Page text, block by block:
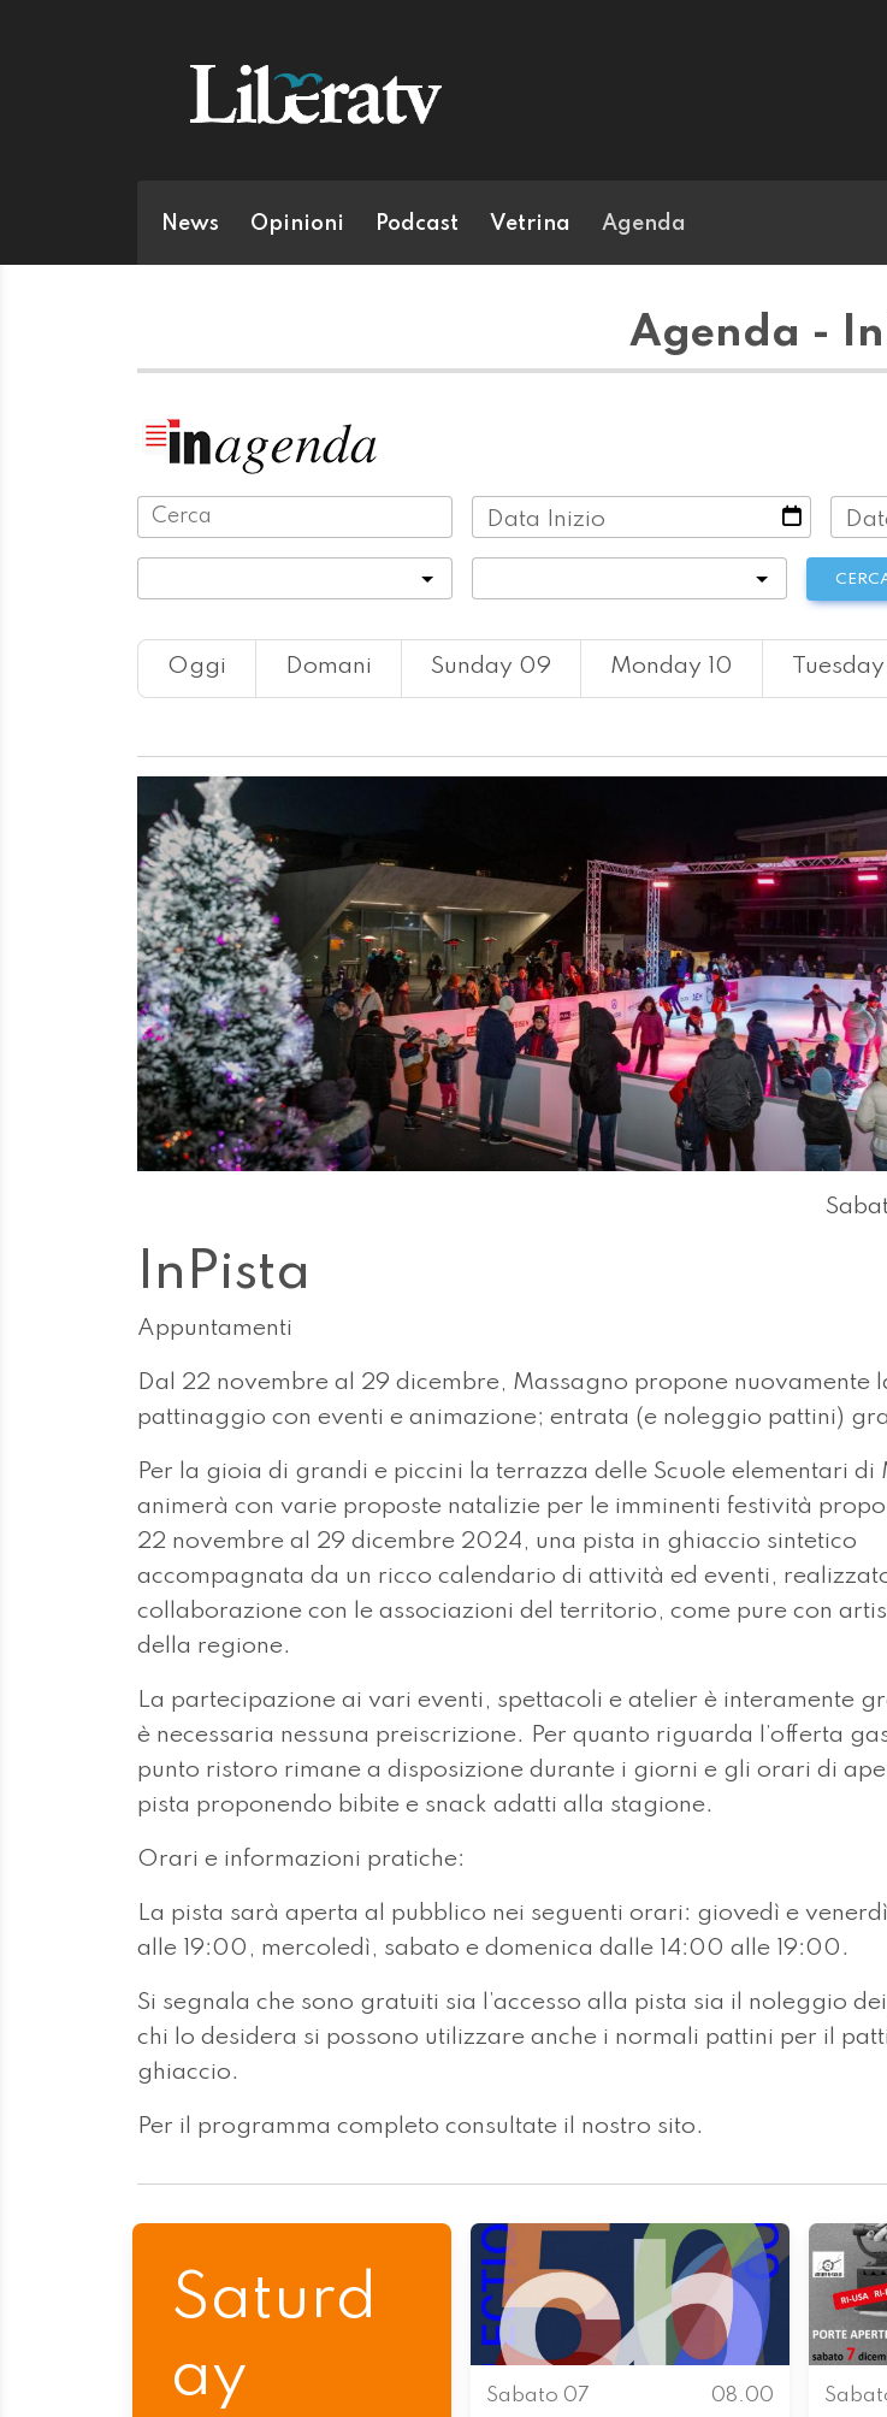
News Opinioni Podcast Vetrina Agenda
Agenda -
Data Inizio
Oggi Domani Sunday 09 Monday 10 Tuesday
InPista
Appuntamenti
Dal 22 novembre al 29 dicembre, Massagno propone nuovamente
pattinaggio con eventi e animazione; entrata (e noleggio pattini)
Per la gioia di grandi e piccini la terrazza delle Scuole elementari di
animerà con varie proposte natalizie per le imminenti festività
22 novembre al 29 dicembre 2024, una pista in ghiaccio sintetico
accompagnata da un ricco calendario di attività ed eventi,
collaborazione con le associazioni del territorio, come pure con
della regione.
La partecipazione ai vari eventi, spettacoli e atelier è interamente
è necessaria nessuna preiscrizione. Per quanto riguarda l’offerta
punto ristoro rimane a disposizione durante i giorni e gli orari di
pista proponendo bibite e snack adatti alla stagione.
Orari e informazioni pratiche:
La pista sarà aperta al pubblico nei seguenti orari: giovedì e
alle 19:00, mercoledì, sabato e domenica dalle 14:00 alle 19:00.
Si segnala che sono gratuiti sia l’accesso alla pista sia il noleggio
chi lo desidera si possono utilizzare anche i normali pattini per il
ghiaccio.
Per il programma completo consultate il nostro sito.
Saturd
ay
Sabato 07
08.00